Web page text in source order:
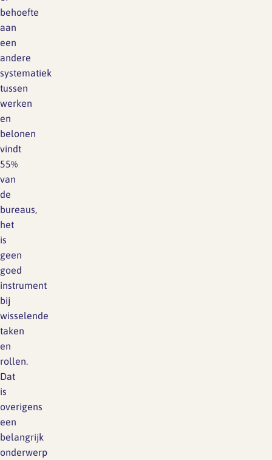
behoefte
aan
een
andere
systematiek
tussen
werken
en
belonen
vindt
55%
van
de
bureaus,
het
is
geen
goed
instrument
bij
wisselende
taken
en
rollen.
Dat
is
overigens
een
belangrijk
onderwerp